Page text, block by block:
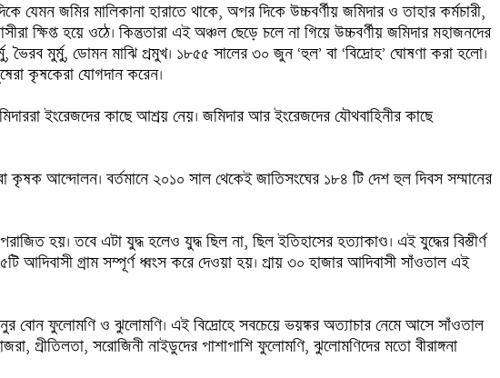
যেমন জমির মালিকানা হারাতে থাকে, অপর দিকে উচ্চবর্ণীয় জমিদার ও তাহার কর্মচারী,
হয়ে ওঠে। কিন্তুতারা এই অঞ্চল ছেড়ে চলে না গিয়ে উচ্চবর্ণীয় জমিদার মহাজনদের
মুর্মু, ডোমন মাঝি প্রমুখ। ১৮৫৫ সালের ৩০ জুন ‘হুল’ বা ‘বিদ্রোহ’ ঘোষণা করা হলো।
কৃষকেরা যোগদান করেন।
ইংরেজদের কাছে আশ্রয় নেয়। জমিদার আর ইংরেজদের যৌথবাহিনীর কাছে
কৃষক আন্দোলন। বর্তমানে ২০১০ সাল থেকেই জাতিসংঘের ১৮৪ টি দেশ হুল দিবস সম্মানের
হয়। তবে এটা যুদ্ধ হলেও যুদ্ধ ছিল না, ছিল ইতিহাসের হত্যাকাণ্ড। এই যুদ্ধের বিস্তীর্ণ
আদিবাসী গ্রাম সম্পূর্ণ ধ্বংস করে দেওয়া হয়। প্রায় ৩০ হাজার আদিবাসী সাঁওতাল এই
বোন ফুলোমণি ও ঝুলোমণি। এই বিদ্রোহে সবচেয়ে ভয়ঙ্কর অত্যাচার নেমে আসে সাঁওতাল
প্রীতিলতা, সরোজিনী নাইডুদের পাশাপাশি ফুলোমণি, ঝুলোমণিদের মতো বীরাঙ্গনা